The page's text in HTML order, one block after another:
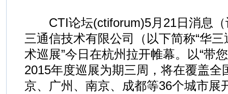
CTI论坛(ctiforum)5月21日消息（
三通信技术有限公司（以下简称“华三
术巡展”今日在杭州拉开帷幕。以“带
2015年度巡展为期三周，将在覆盖全
京、广州、南京、成都等36个城市展